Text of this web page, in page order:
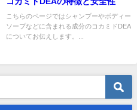
こちらのページではシャンプーやボディー
ソープなどに含まれる成分のコカミドDEA
についてお伝えします。...